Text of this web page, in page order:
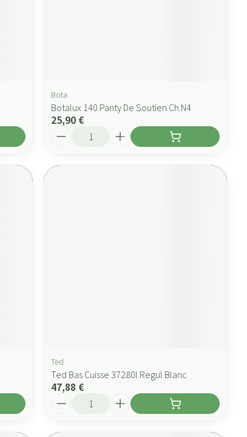
Bota
Botalux 140 Panty De Soutien Ch N4
25,90 €
Ted
Ted Bas Cuisse 37280l Regul Blanc
47,88 €